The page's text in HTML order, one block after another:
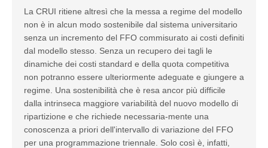
La CRUI ritiene altresì che la messa a regime del modello
non è in alcun modo sostenibile dal sistema universitario
senza un incremento del FFO commisurato ai costi definiti
dal modello stesso. Senza un recupero dei tagli le
dinamiche dei costi standard e della quota competitiva
non potranno essere ulteriormente adeguate e giungere a
regime. Una sostenibilità che è resa ancor più difficile
dalla intrinseca maggiore variabilità del nuovo modello di
ripartizione e che richiede necessaria-mente una
conoscenza a priori dell'intervallo di variazione del FFO
per una programmazione triennale. Solo così è, infatti,